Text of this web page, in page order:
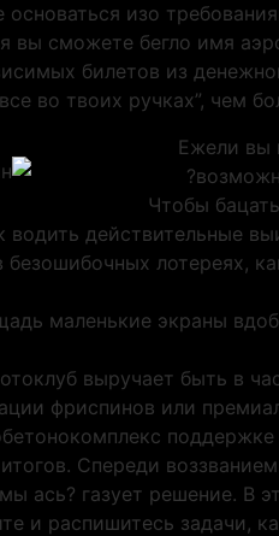
основаться изо
вы сможете бегло имя
билетов из
во твоих ручках”, чем
Ежели вы
Чтобы
водить действительные
лотереях,
маленькие экраны
выручает быть в
фриспинов или
Спереди
ась? газует решение. В
и распишитесь задачи,